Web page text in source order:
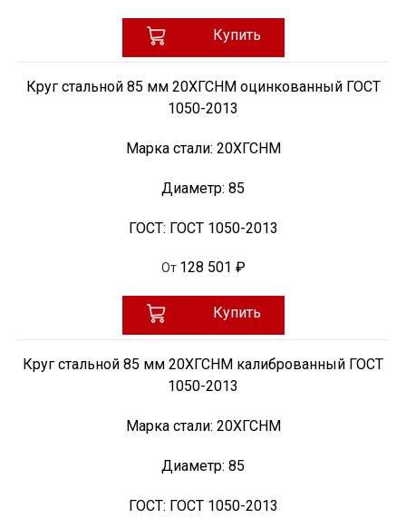
Купить
Круг стальной 85 мм 20ХГСНМ оцинкованный ГОСТ
1050-2013
Марка стали: 20ХГСНМ
Диаметр: 85
ГОСТ: ГОСТ 1050-2013
От 128 501 ₽
Купить
Круг стальной 85 мм 20ХГСНМ калиброванный ГОСТ
1050-2013
Марка стали: 20ХГСНМ
Диаметр: 85
ГОСТ: ГОСТ 1050-2013